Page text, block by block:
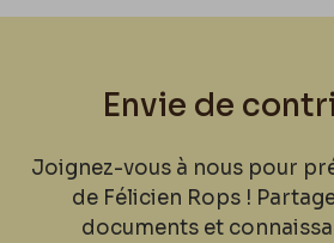
Envie de
Joignez-vous à nous pour
de Félicien Rops !
documents et